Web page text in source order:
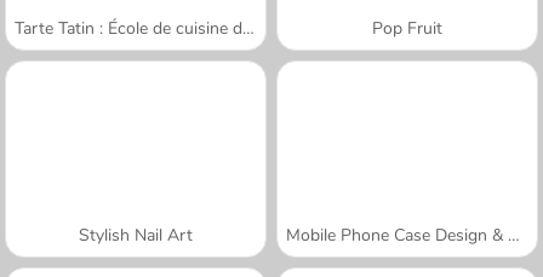
Tarte Tatin : École de cuisine de Sara Pop Fruit
Stylish Nail Art Mobile Phone Case Design & DIY